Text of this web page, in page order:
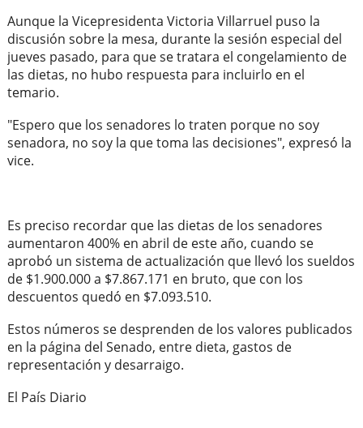
Aunque la Vicepresidenta Victoria Villarruel puso la
discusión sobre la mesa, durante la sesión especial del
jueves pasado, para que se tratara el congelamiento de
las dietas, no hubo respuesta para incluirlo en el
temario.
"Espero que los senadores lo traten porque no soy
senadora, no soy la que toma las decisiones", expresó la
vice.
Es preciso recordar que las dietas de los senadores
aumentaron 400% en abril de este año, cuando se
aprobó un sistema de actualización que llevó los sueldos
de $1.900.000 a $7.867.171 en bruto, que con los
descuentos quedó en $7.093.510.
Estos números se desprenden de los valores publicados
en la página del Senado, entre dieta, gastos de
representación y desarraigo.
El País Diario